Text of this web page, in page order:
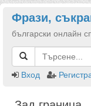
Фрази,
български онлайн
Вход